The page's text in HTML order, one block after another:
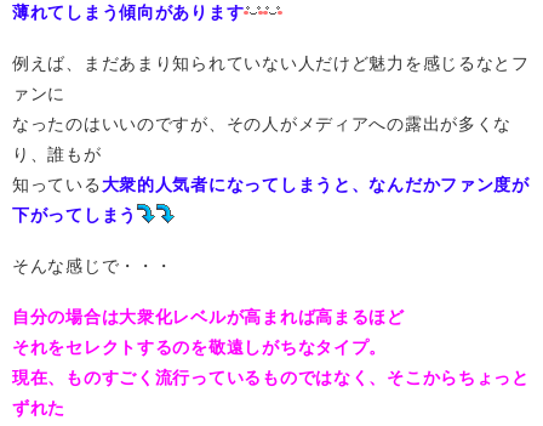
薄れてしまう傾向があります
例えば、まだあまり知られていない人だけど魅力を感じるなとフ
ァンに
なったのはいいのですが、その人がメディアへの露出が多くな
り、誰もが
知っている大衆的人気者になってしまうと、なんだかファン度が
下がってしまう
そんな感じで・・・
自分の場合は大衆化レベルが高まれば高まるほど
それをセレクトするのを敬遠しがちなタイプ。
現在、ものすごく流行っているものではなく、そこからちょっと
ずれた